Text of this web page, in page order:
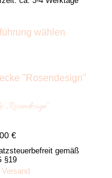
wählenProdukt
auf.
Die
gewählt
„Rosendesign“
€
gemäß
§19
Versand